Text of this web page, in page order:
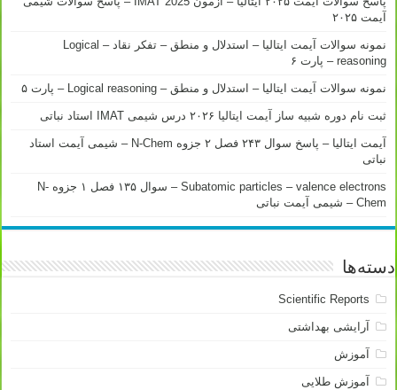
آیمت ۲۰۲۵
نمونه سوالات آیمت ایتالیا – استدلال و منطق – تفکر نقاد – Logical
reasoning – پارت ۶
نمونه سوالات آیمت ایتالیا – استدلال و منطق – Logical reasoning – پارت ۵
ثبت نام دوره شبیه ساز آیمت ایتالیا ۲۰۲۶ درس شیمی IMAT استاد نباتی
آیمت ایتالیا – پاسخ سوال ۲۴۳ فصل ۲ جزوه N-Chem – شیمی آیمت استاد
نباتی
Subatomic particles – valence electrons – سوال ۱۳۵ فصل ۱ جزوه N-
Chem – شیمی آیمت نباتی
دسته‌ها
Scientific Reports
آرایشی بهداشتی
آموزش
آموزش طلایی